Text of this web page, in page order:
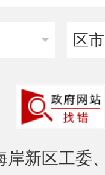
区
岸新区工委